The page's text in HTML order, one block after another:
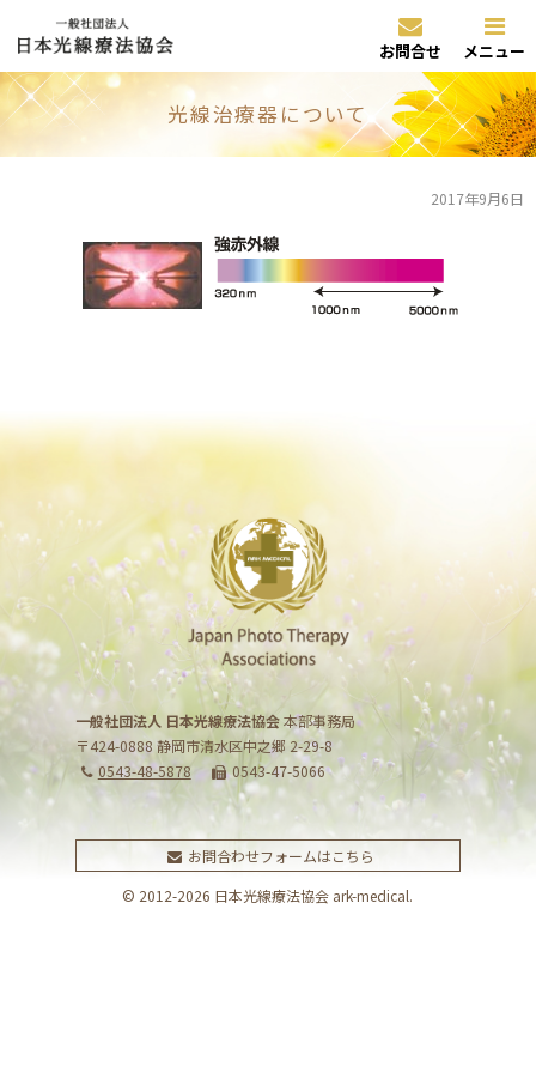
メニュー
お問合せ
光線治療器について
2017年9月6日
一般社団法人 日本光線療法協会本部事務局
〒424-0888 静岡市清水区中之郷 2-29-8
0543-48-5878
0543-47-5066
お問合わせフォームはこちら
© 2012-2026 日本光線療法協会 ark-medical.